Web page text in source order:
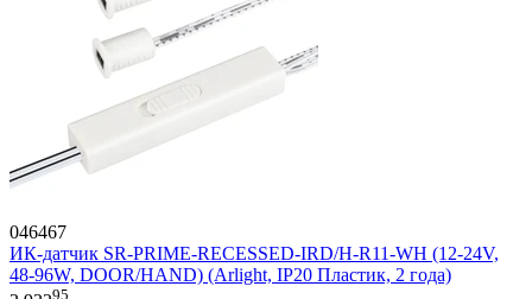
046467
ИК-датчик SR-PRIME-RECESSED-IRD/H-R11-WH (12-24V,
48-96W, DOOR/HAND) (Arlight, IP20 Пластик, 2 года)
95